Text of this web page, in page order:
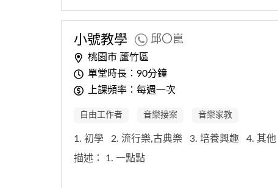
小號教學 邱〇崑
桃園市 蘆竹區
單堂時長：90分鐘
上課頻率：每週一次
自由工作者 音樂接案 音樂家教
1. 初學 2. 流行樂,古典樂 3. 培養興趣 4. 其他
描述： 1. 一點點